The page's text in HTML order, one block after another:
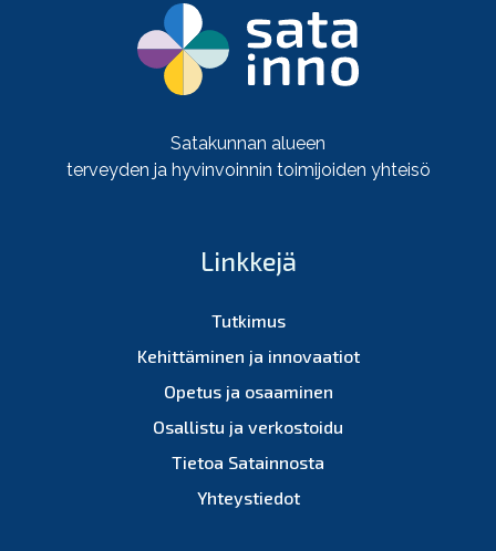
Satakunnan alueen
terveyden ja hyvinvoinnin toimijoiden yhteisö
Linkkejä
Tutkimus
Kehittäminen ja innovaatiot
Opetus ja osaaminen
Osallistu ja verkostoidu
Tietoa Satainnosta
Yhteystiedot